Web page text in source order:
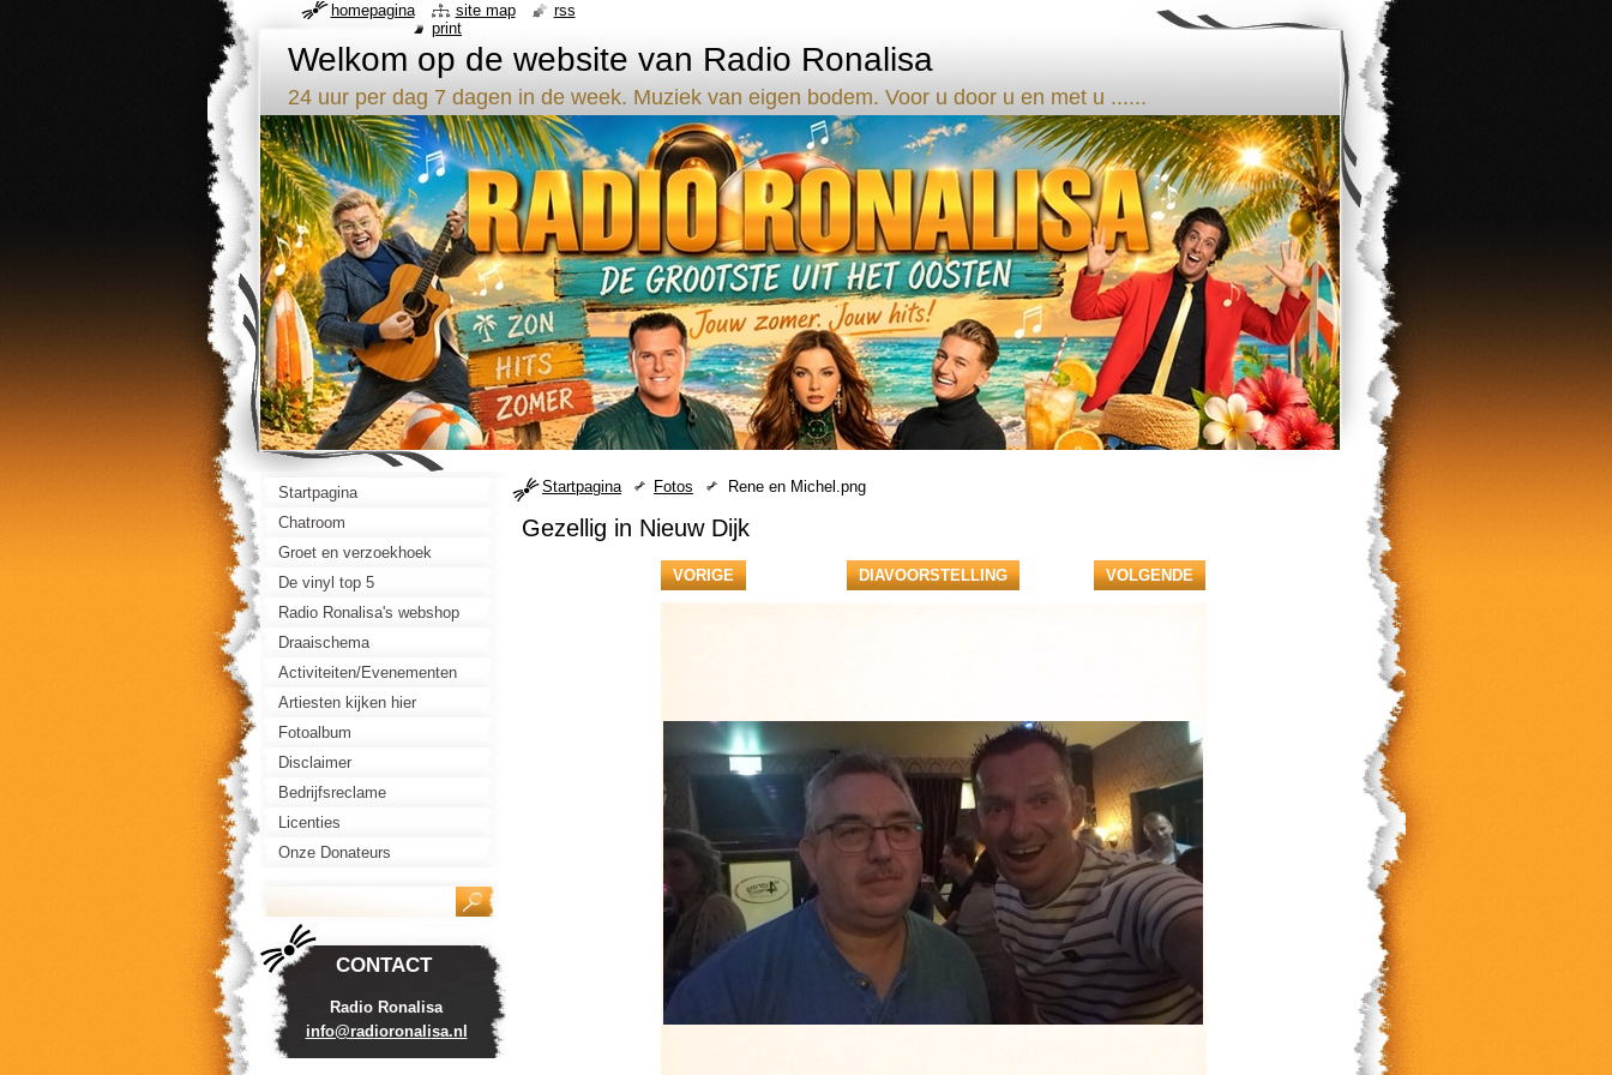
Welkom op de website van Radio Ronalisa
24 uur per dag 7 dagen in de week. Muziek van eigen bodem. Voor u door u en met u ......
Startpagina Fotos Rene en Michel.png
Gezellig in Nieuw Dijk
VORIGE DIAVOORSTELLING VOLGENDE
Startpagina
Chatroom
Groet en verzoekhoek
De vinyl top 5
Radio Ronalisa's webshop
Draaischema
Activiteiten/Evenementen
Artiesten kijken hier
Fotoalbum
Disclaimer
Bedrijfsreclame
Licenties
Onze Donateurs
CONTACT
Radio Ronalisa
info@rad ioronalisa.nl
homepagina site map
rss
print